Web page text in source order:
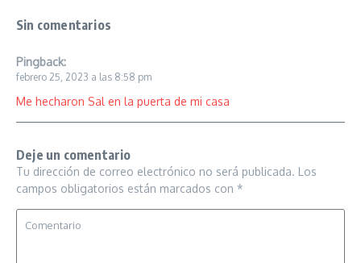
Sin comentarios
Pingback:
febrero 25, 2023 a las 8:58 pm
Me hecharon Sal en la puerta de mi casa
Deje un comentario
Tu dirección de correo electrónico no será publicada. Los
campos obligatorios están marcados con *